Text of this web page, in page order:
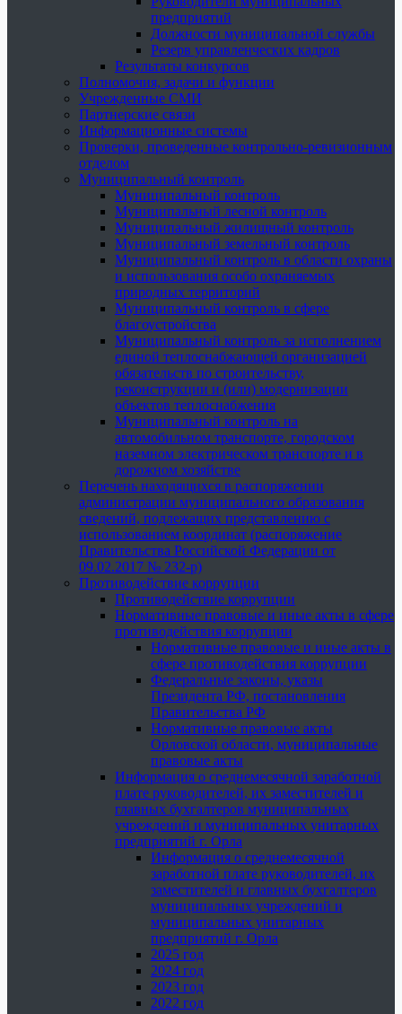
предприятий
Должности муниципальной службы
Резерв управленческих кадров
Результаты конкурсов
Полномочия, задачи и функции
Учрежденные СМИ
Партнерские связи
Информационные системы
Проверки, проведенные контрольно-ревизионным
отделом
Муниципальный контроль
Муниципальный контроль
Муниципальный лесной контроль
Муниципальный жилищный контроль
Муниципальный земельный контроль
Муниципальный контроль в области охраны
и использования особо охраняемых
природных территорий
Муниципальный контроль в сфере
благоустройства
Муниципальный контроль за исполнением
единой теплоснабжающей организацией
обязательств по строительству,
реконструкции и (или) модернизации
объектов теплоснабжения
Муниципальный контроль на
автомобильном транспорте, городском
наземном электрическом транспорте и в
дорожном хозяйстве
Перечень находящихся в распоряжении
администрации муниципального образования
сведений, подлежащих представлению с
использованием координат (распоряжение
Правительства Российской Федерации от
09.02.2017 № 232-р)
Противодействие коррупции
Противодействие коррупции
Нормативные правовые и иные акты в сфере
противодействия коррупции
Нормативные правовые и иные акты в
сфере противодействия коррупции
Федеральные законы, указы
Президента РФ, постановления
Правительства РФ
Нормативные правовые акты
Орловской области, муниципальные
правовые акты
Информация о среднемесячной заработной
плате руководителей, их заместителей и
главных бухгалтеров муниципальных
учреждений и муниципальных унитарных
предприятий г. Орла
Информация о среднемесячной
заработной плате руководителей, их
заместителей и главных бухгалтеров
муниципальных учреждений и
муниципальных унитарных
предприятий г. Орла
2025 год
2024 год
2023 год
2022 год